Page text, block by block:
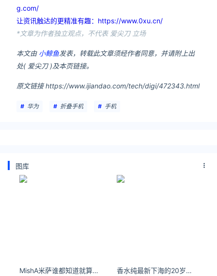
g.com/
让资讯触达的更精准有趣：https://www.0xu.cn/
*文章为作者独立观点，不代表 爱尖刀 立场
本文由 小鲸鱼发表，转载此文章须经作者同意，并请附上出
处( 爱尖刀 )及本页链接。
原文链接 https://www.ijiandao.com/tech/digi/472343.html
华为 折叠手机 手机
图库
MishA米萨谁都知道就算每天的生活单调又乏味。 香水纯最新下海的20岁女优